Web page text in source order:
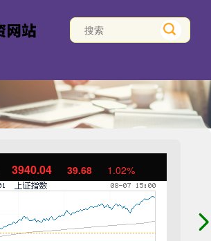
3940.04 39.68 1.02%